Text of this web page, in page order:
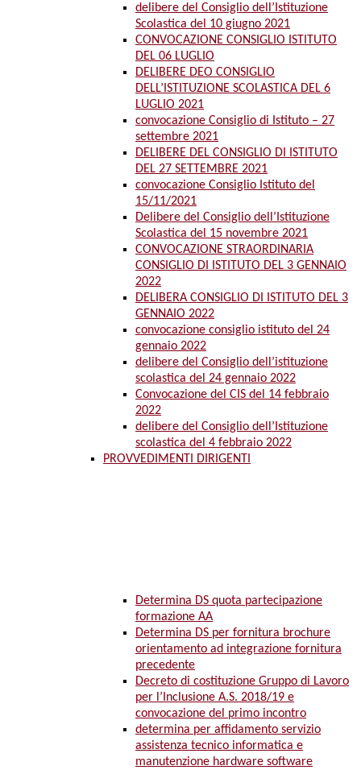
delibere del Consiglio dell’Istituzione
Scolastica del 10 giugno 2021
CONVOCAZIONE CONSIGLIO ISTITUTO
DEL 06 LUGLIO
DELIBERE DEO CONSIGLIO
DELL’ISTITUZIONE SCOLASTICA DEL 6
LUGLIO 2021
convocazione Consiglio di Istituto – 27
settembre 2021
DELIBERE DEL CONSIGLIO DI ISTITUTO
DEL 27 SETTEMBRE 2021
convocazione Consiglio Istituto del
15/11/2021
Delibere del Consiglio dell’Istituzione
Scolastica del 15 novembre 2021
CONVOCAZIONE STRAORDINARIA
CONSIGLIO DI ISTITUTO DEL 3 GENNAIO
2022
DELIBERA CONSIGLIO DI ISTITUTO DEL 3
GENNAIO 2022
convocazione consiglio istituto del 24
gennaio 2022
delibere del Consiglio dell’istituzione
scolastica del 24 gennaio 2022
Convocazione del CIS del 14 febbraio
2022
delibere del Consiglio dell’Istituzione
scolastica del 4 febbraio 2022
PROVVEDIMENTI DIRIGENTI
Determina DS quota partecipazione
formazione AA
Determina DS per fornitura brochure
orientamento ad integrazione fornitura
precedente
Decreto di costituzione Gruppo di Lavoro
per l’Inclusione A.S. 2018/19 e
convocazione del primo incontro
determina per affidamento servizio
assistenza tecnico informatica e
manutenzione hardware software